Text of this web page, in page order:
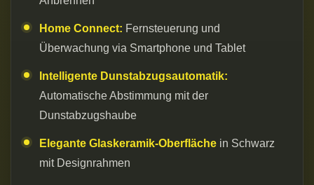
Home Connect: Fernsteuerung und
Überwachung via Smartphone und Tablet
Intelligente Dunstabzugsautomatik:
Automatische Abstimmung mit der
Dunstabzugshaube
Elegante Glaskeramik-Oberfläche in Schwarz
mit Designrahmen